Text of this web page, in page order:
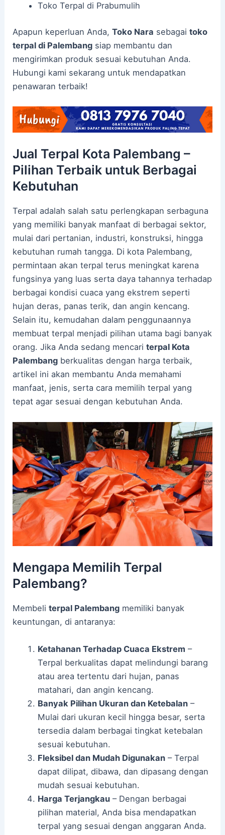
Toko Terpal di Prabumulih
Apapun keperluan Anda,Toko Nara sebagaitoko
terpal di Palembang siap membantu dan
mengirimkan produk sesuai kebutuhan Anda.
Hubungi kami sekarang untuk mendapatkan
penawaran terbaik!
Jual Terpal Kota Palembang –
Pilihan Terbaik untuk Berbagai
Kebutuhan
Terpal adalah salah satu perlengkapan serbaguna
yang memiliki banyak manfaat di berbagai sektor,
mulai dari pertanian, industri, konstruksi, hingga
kebutuhan rumah tangga. Di kota Palembang,
permintaan akan terpal terus meningkat karena
fungsinya yang luas serta daya tahannya terhadap
berbagai kondisi cuaca yang ekstrem seperti
hujan deras, panas terik, dan angin kencang.
Selain itu, kemudahan dalam penggunaannya
membuat terpal menjadi pilihan utama bagi banyak
orang. Jika Anda sedang mencariterpal Kota
Palembang berkualitas dengan harga terbaik,
artikel ini akan membantu Anda memahami
manfaat, jenis, serta cara memilih terpal yang
tepat agar sesuai dengan kebutuhan Anda.
Mengapa Memilih Terpal
Palembang?
Membeliterpal Palembang memiliki banyak
keuntungan, di antaranya:
Ketahanan Terhadap Cuaca Ekstrem –
Terpal berkualitas dapat melindungi barang
atau area tertentu dari hujan, panas
matahari, dan angin kencang.
Banyak Pilihan Ukuran dan Ketebalan–
Mulai dari ukuran kecil hingga besar, serta
tersedia dalam berbagai tingkat ketebalan
sesuai kebutuhan.
Fleksibel dan Mudah Digunakan– Terpal
dapat dilipat, dibawa, dan dipasang dengan
mudah sesuai kebutuhan.
Harga Terjangkau– Dengan berbagai
pilihan material, Anda bisa mendapatkan
terpal yang sesuai dengan anggaran Anda.